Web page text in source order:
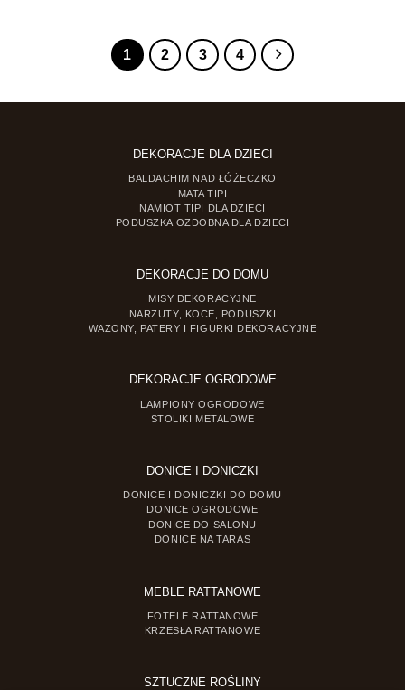
1 2 3 4
DEKORACJE DLA DZIECI
BALDACHIM NAD ŁÓŻECZKO
MATA TIPI
NAMIOT TIPI DLA DZIECI
PODUSZKA OZDOBNA DLA DZIECI
DEKORACJE DO DOMU
MISY DEKORACYJNE
NARZUTY, KOCE, PODUSZKI
WAZONY, PATERY I FIGURKI DEKORACYJNE
DEKORACJE OGRODOWE
LAMPIONY OGRODOWE
STOLIKI METALOWE
DONICE I DONICZKI
DONICE I DONICZKI DO DOMU
DONICE OGRODOWE
DONICE DO SALONU
DONICE NA TARAS
MEBLE RATTANOWE
FOTELE RATTANOWE
KRZESŁA RATTANOWE
SZTUCZNE ROŚLINY